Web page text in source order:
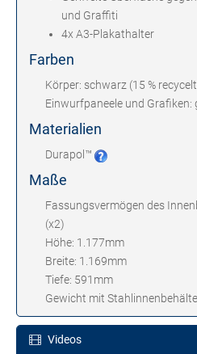
und Graffiti
4x A3-Plakathalter
Farben
Körper: schwarz (15 %
Einwurfpaneele und
Materialien
Durapol™
Maße
Fassungsvermögen des
(x2)
Höhe: 1.177mm
Breite: 1.169mm
Tiefe: 591mm
Gewicht mit
Videos